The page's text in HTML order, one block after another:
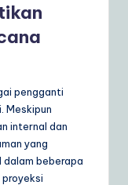
pengganti
Meskipun
internal dan
yang
dalam beberapa